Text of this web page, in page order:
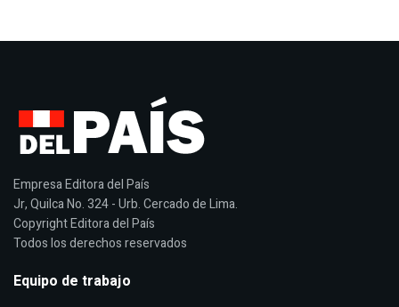
Empresa Editora del País
Jr, Quilca No. 324 - Urb. Cercado de Lima.
Copyright Editora del País
Todos los derechos reservados
Equipo de trabajo